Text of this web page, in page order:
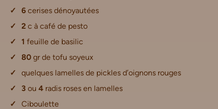
6 cerises dénoyautées
2 c à café de pesto
1 feuille de basilic
80 gr de tofu soyeux
quelques lamelles de pickles d’oignons rouges
3 ou 4 radis roses en lamelles
Ciboulette